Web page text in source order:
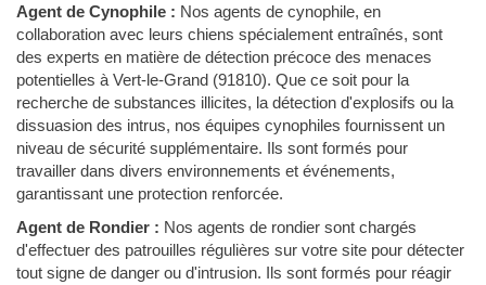
Agent de Cynophile : Nos agents de cynophile, en
collaboration avec leurs chiens spécialement entraînés, sont
des experts en matière de détection précoce des menaces
potentielles à Vert-le-Grand (91810). Que ce soit pour la
recherche de substances illicites, la détection d'explosifs ou la
dissuasion des intrus, nos équipes cynophiles fournissent un
niveau de sécurité supplémentaire. Ils sont formés pour
travailler dans divers environnements et événements,
garantissant une protection renforcée.
Agent de Rondier : Nos agents de rondier sont chargés
d'effectuer des patrouilles régulières sur votre site pour détecter
tout signe de danger ou d'intrusion. Ils sont formés pour réagir